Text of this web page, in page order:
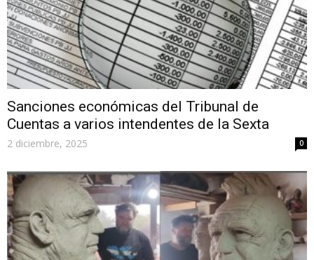
Sanciones económicas del Tribunal de
Cuentas a varios intendentes de la Sexta
2 diciembre, 2025 0